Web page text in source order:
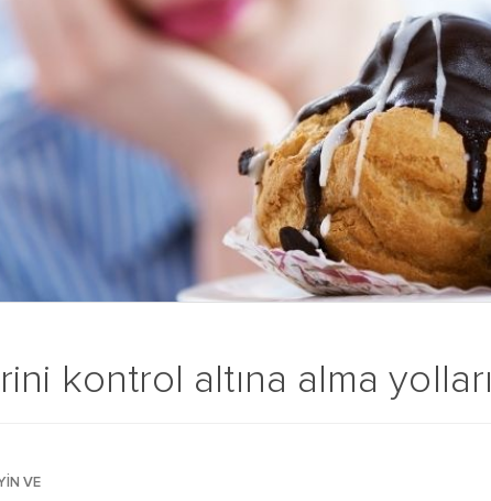
kontrol altına alma yolları
VE